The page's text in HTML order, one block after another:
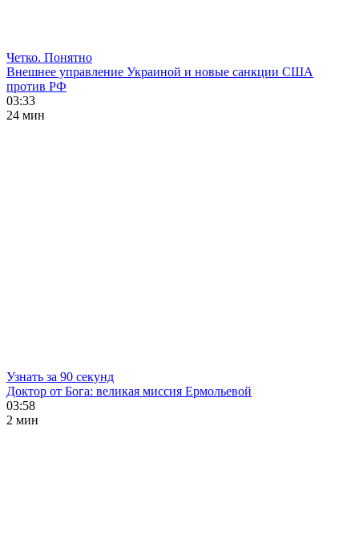
Четко. Понятно
Внешнее управление Украиной и новые санкции США
против РФ
03:33
24 мин
Узнать за 90 секунд
Доктор от Бога: великая миссия Ермольевой
03:58
2 мин